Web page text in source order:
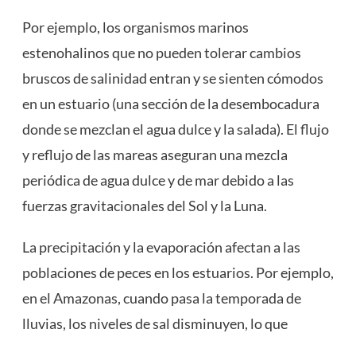
Por ejemplo, los organismos marinos
estenohalinos que no pueden tolerar cambios
bruscos de salinidad entran y se sienten cómodos
en un estuario (una sección de la desembocadura
donde se mezclan el agua dulce y la salada). El flujo
y reflujo de las mareas aseguran una mezcla
periódica de agua dulce y de mar debido a las
fuerzas gravitacionales del Sol y la Luna.
La precipitación y la evaporación afectan a las
poblaciones de peces en los estuarios. Por ejemplo,
en el Amazonas, cuando pasa la temporada de
lluvias, los niveles de sal disminuyen, lo que